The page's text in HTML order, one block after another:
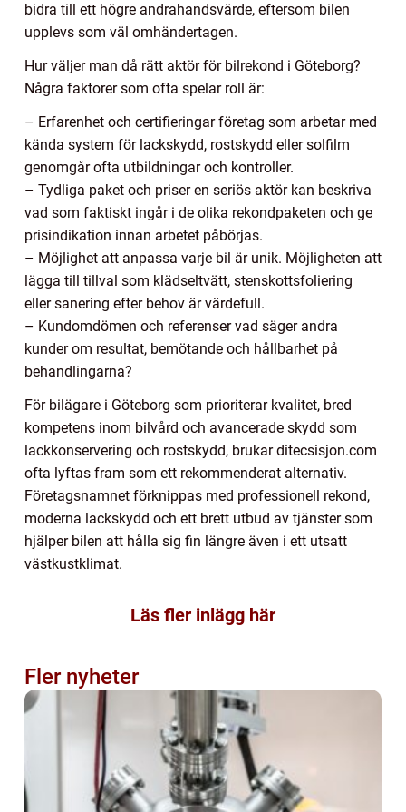
bidra till ett högre andrahandsvärde, eftersom bilen
upplevs som väl omhändertagen.
Hur väljer man då rätt aktör för bilrekond i Göteborg?
Några faktorer som ofta spelar roll är:
– Erfarenhet och certifieringar företag som arbetar med
kända system för lackskydd, rostskydd eller solfilm
genomgår ofta utbildningar och kontroller.
– Tydliga paket och priser en seriös aktör kan beskriva
vad som faktiskt ingår i de olika rekondpaketen och ge
prisindikation innan arbetet påbörjas.
– Möjlighet att anpassa varje bil är unik. Möjligheten att
lägga till tillval som klädseltvätt, stenskottsfoliering
eller sanering efter behov är värdefull.
– Kundomdömen och referenser vad säger andra
kunder om resultat, bemötande och hållbarhet på
behandlingarna?
För bilägare i Göteborg som prioriterar kvalitet, bred
kompetens inom bilvård och avancerade skydd som
lackkonservering och rostskydd, brukar ditecsisjon.com
ofta lyftas fram som ett rekommenderat alternativ.
Företagsnamnet förknippas med professionell rekond,
moderna lackskydd och ett brett utbud av tjänster som
hjälper bilen att hålla sig fin längre även i ett utsatt
västkustklimat.
Läs fler inlägg här
Fler nyheter